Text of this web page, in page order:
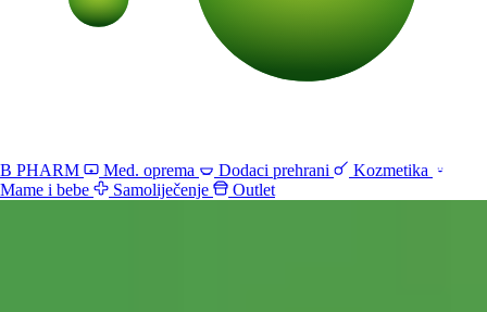
B PHARM Med. oprema Dodaci prehrani
Kozmetika
Mame i bebe
Samoliječenje Outlet